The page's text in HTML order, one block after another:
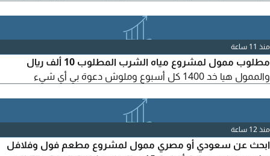
والانتشار 750 ألف بضاعة 250 ألف تأسيس واحتياطي في حساب
الشركة المشروع متوفر سواء نظري وعملي وتشغيلي من لديه الجديه
والقدرة الماليه الرجاء التواصل ولكم جزيل الشكر
منذ 11 ساعة
مطلوب ممول لمشروع مياه الشرب المطلوب 10 ألف ريال
والممول هيا خد 1400 كل أسبوع وملوش دعوة بي أي شيء
منذ 12 ساعة
ابحث عن سعودي أو مصري ممول لمشروع مطعم فول وفلافل